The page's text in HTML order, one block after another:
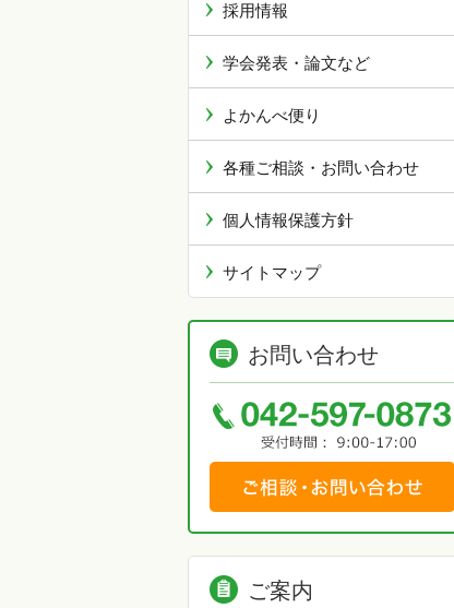
採用情報
学会発表・論文など
よかんべ便り
各種ご相談・お問い合わせ
個人情報保護方針
サイトマップ
お問い合わせ
ご案内